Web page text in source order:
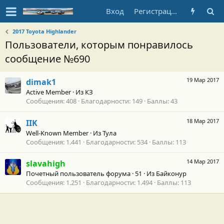
Вход Регистрация
2017 Toyota Highlander
Пользователи, которым понравилось
сообщение №690
19 Мар 2017
dimak1
Active Member · Из КЗ
Сообщения 408 Благодарности 149 Баллы 43
18 Мар 2017
IIK
Well-Known Member · ИзТула
Сообщения 1.441 Благодарности 534 Баллы 113
14 Мар 2017
slavahigh
Почетный пользователь форума ·51 · Из Байконур
Сообщения 1.251 Благодарности 1.494 Баллы 113